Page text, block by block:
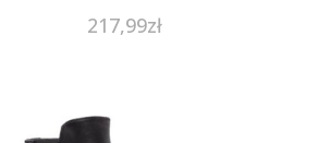
217,99zł